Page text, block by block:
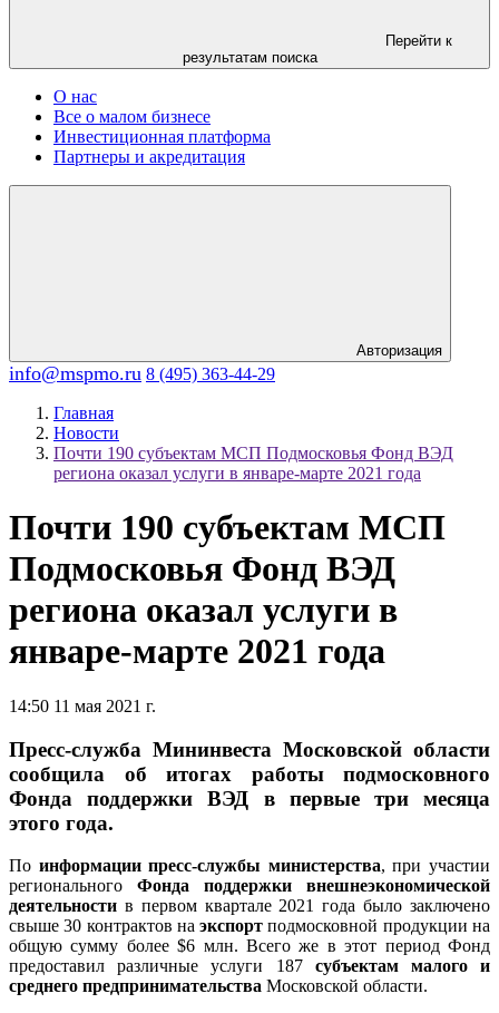
Перейти к
результатам поиска
О нас
Все о малом бизнесе
Инвестиционная платформа
Партнеры и акредитация
Авторизация
info@mspmo.ru 8 (495) 363-44-29
Главная
Новости
Почти 190 субъектам МСП Подмосковья Фонд ВЭД
региона оказал услуги в январе-марте 2021 года
Почти 190 субъектам МСП
Подмосковья Фонд ВЭД
региона оказал услуги в
январе-марте 2021 года
14:50 11 мая 2021 г.
Пресс-служба Мининвеста Московской области
сообщила об итогах работы подмосковного
Фонда поддержки ВЭД в первые три месяца
этого года.
По информации пресс-службы министерства, при участии
регионального Фонда поддержки внешнеэкономической
деятельности в первом квартале 2021 года было заключено
свыше 30 контрактов наэкспорт подмосковной продукции на
общую сумму более $6 млн. Всего же в этот период Фонд
предоставил различные услуги 187 субъектам малого и
среднего предпринимательства Московской области.